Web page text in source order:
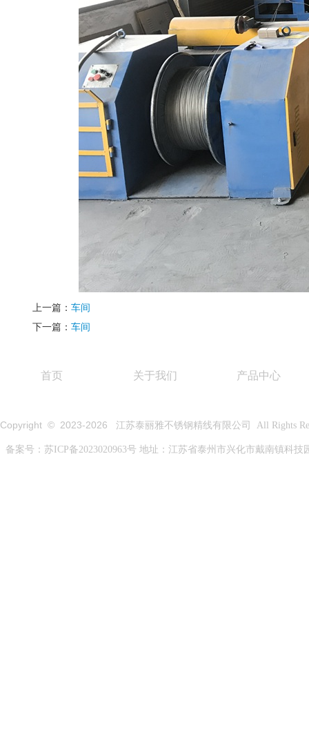
上一篇： 车间
下一篇： 车间
首页 关于我们 产品中心
Copyright © 2023-2026 江苏泰丽雅不锈钢精线有限公司 All Rights
备案号： 苏ICP备2023020963号 地址：江苏省泰州市兴化市戴南镇科